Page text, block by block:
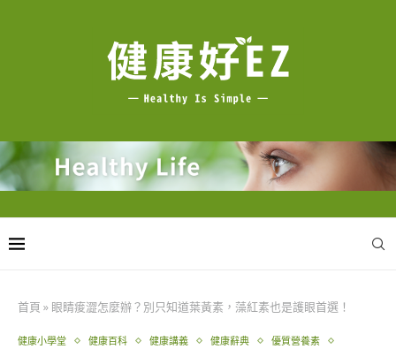
首頁 » 眼睛痠澀怎麼辦？別只知道葉黃素，藻紅素也是護眼首選！
健康小學堂 健康百科 健康講義 健康辭典
優質營養素